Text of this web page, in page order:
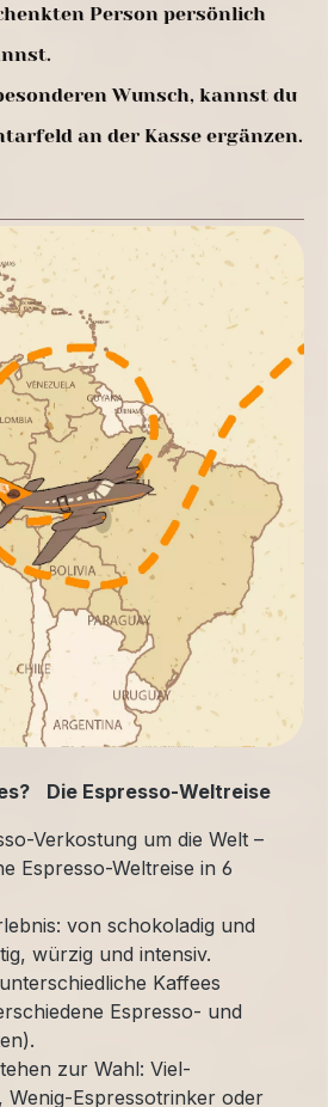
Die Espresso-Weltreise
Verkostung um die Welt –
Espresso-Weltreise in 6
von schokoladig und
würzig und intensiv.
Kaffees
Espresso- und
zur Wahl: Viel-
Wenig-Espressotrinker oder
Person persönlich
Wunsch, kannst du
an der Kasse ergänzen.